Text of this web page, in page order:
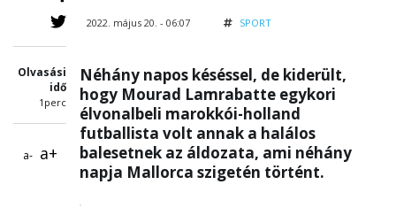
Olvasási
idő
1perc
a- a+
2022. május 20. - 06:07 SPORT
Néhány napos késéssel, de kiderült,
hogy Mourad Lamrabatte egykori
élvonalbeli marokkói-holland
futballista volt annak a halálos
balesetnek az áldozata, ami néhány
napja Mallorca szigetén történt.